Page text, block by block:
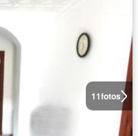
11fotos